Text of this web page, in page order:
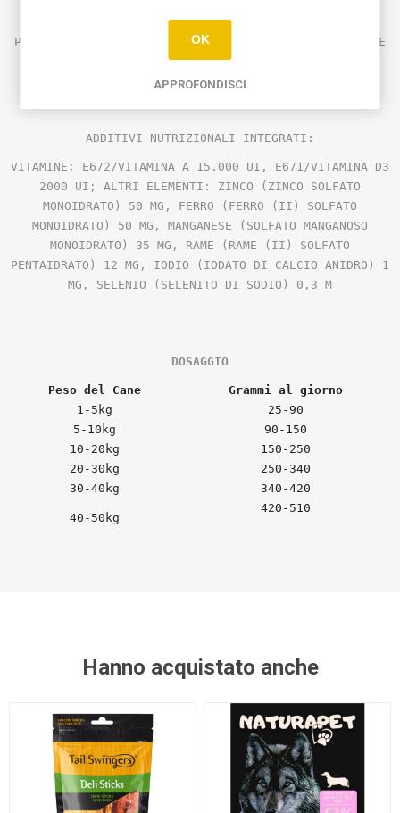
PROTEINE GREZZE 26%, GRASSI GREZZI 10%, FIBRE GREZZE
CENERI GREZZE 8%, UMIDITÀ 8%, OMEGA 6 1,3%,
OMEGA 3 2,6%, CALCIO 1,20%, FOSFORO 1%
ADDITIVI NUTRIZIONALI INTEGRATI:
VITAMINE: E672/VITAMINA A 15.000 UI, E671/VITAMINA D3
2000 UI; ALTRI ELEMENTI: ZINCO (ZINCO SOLFATO
MONOIDRATO) 50 MG, FERRO (FERRO (II) SOLFATO
MONOIDRATO) 50 MG, MANGANESE (SOLFATO MANGANOSO
MONOIDRATO) 35 MG, RAME (RAME (II) SOLFATO
PENTAIDRATO) 12 MG, IODIO (IODATO DI CALCIO ANIDRO) 1
MG, SELENIO (SELENITO DI SODIO) 0,3 M
DOSAGGIO
Peso del Cane
Grammi al giorno
1-5kg
25-90
5-10kg
90-150
10-20kg
150-250
20-30kg
250-340
30-40kg
340-420
40-50kg
420-510
Hanno acquistato anche
OK
APPROFONDISCI